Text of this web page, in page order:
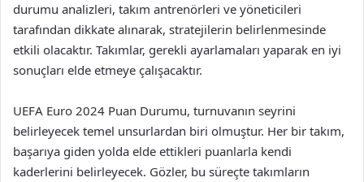
durumu analizleri, takım antrenörleri ve yöneticileri
tarafından dikkate alınarak, stratejilerin belirlenmesinde
etkili olacaktır. Takımlar, gerekli ayarlamaları yaparak en iyi
sonuçları elde etmeye çalışacaktır.
UEFA Euro 2024 Puan Durumu, turnuvanın seyrini
belirleyecek temel unsurlardan biri olmuştur. Her bir takım,
başarıya giden yolda elde ettikleri puanlarla kendi
kaderlerini belirleyecek. Gözler, bu süreçte takımların